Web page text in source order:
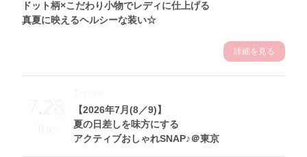
ドット柄×こだわり小物でレディに仕上げる
真夏に映えるヘルシーな装い☆
詳細を見る
7.28
Tue
【2026年7月(8／9)】
夏の日差しを味方にする
アクティブおしゃれSNAP♪＠東京
Theme